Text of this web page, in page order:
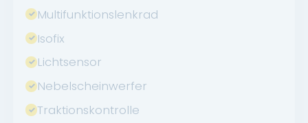
Multifunktionslenkrad
Isofix
Lichtsensor
Nebelscheinwerfer
Traktionskontrolle